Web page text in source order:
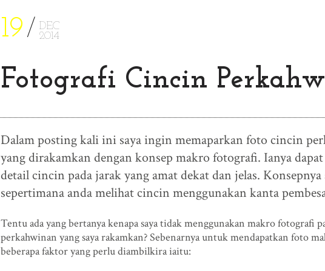
19
DEC
2014
Fotografi Cincin
Dalam posting kali ini saya ingin memaparkan foto cincin
yang dirakamkan dengan konsep makro fotografi. Ianya
detail cincin pada jarak yang amat dekat dan jelas. Konsepnya
sepertimana anda melihat cincin menggunakan kanta
Tentu ada yang bertanya kenapa saya tidak menggunakan makro fotografi
perkahwinan yang saya rakamkan? Sebenarnya untuk mendapatkan foto
beberapa faktor yang perlu diambilkira iaitu: